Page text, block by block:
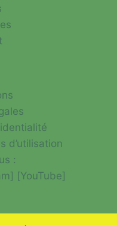
d’utilisation
:
[YouTube]